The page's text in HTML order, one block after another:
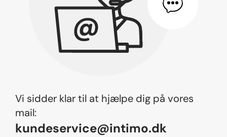
Vi sidder klar til at hjælpe dig på vores
mail:
kundeservice@intimo.dk